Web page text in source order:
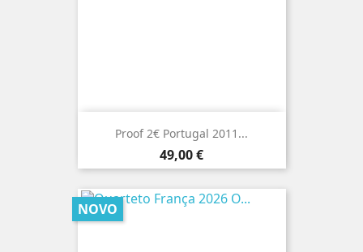
Proof 2€ Portugal 2011...
Preço
49,00 €
NOVO